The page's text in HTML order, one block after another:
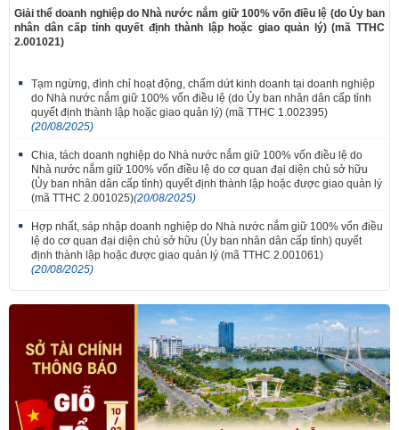
Giải thể doanh nghiệp do Nhà nước nắm giữ 100% vốn điều lệ (do Ủy ban
nhân dân cấp tỉnh quyết định thành lập hoặc giao quản lý) (mã TTHC
2.001021)
Tạm ngừng, đình chỉ hoạt động, chấm dứt kinh doanh tại doanh nghiệp
do Nhà nước nắm giữ 100% vốn điều lệ (do Ủy ban nhân dân cấp tỉnh
quyết định thành lập hoặc giao quản lý) (mã TTHC 1.002395)
(20/08/2025)
Chia, tách doanh nghiệp do Nhà nước nắm giữ 100% vốn điều lệ do
Nhà nước nắm giữ 100% vốn điều lệ do cơ quan đại diện chủ sở hữu
(Ủy ban nhân dân cấp tỉnh) quyết định thành lập hoặc được giao quản lý
(mã TTHC 2.001025)(20/08/2025)
Hợp nhất, sáp nhập doanh nghiệp do Nhà nước nắm giữ 100% vốn điều
lệ do cơ quan đại diện chủ sở hữu (Ủy ban nhân dân cấp tỉnh) quyết
định thành lập hoặc được giao quản lý (mã TTHC 2.001061)
(20/08/2025)